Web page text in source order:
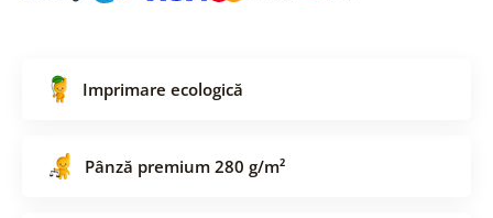
Imprimare ecologică
Pânză premium 280 g/m²